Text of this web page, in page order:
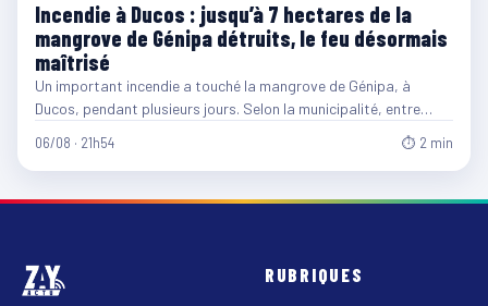
Incendie à Ducos : jusqu’à 7 hectares de la
mangrove de Génipa détruits, le feu désormais
maîtrisé
Un important incendie a touché la mangrove de Génipa, à
Ducos, pendant plusieurs jours. Selon la municipalité, entre…
06/08 · 21h54 ⏱ 2 min
RUBRIQUES